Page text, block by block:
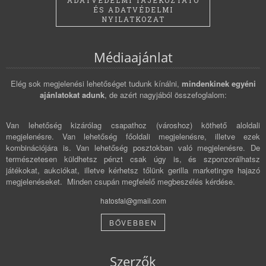
ÉS ADATVÉDELMI
NYILATKOZAT
Médiaajánlat
Elég sok megjelenési lehetőséget tudunk kínálni, mindenkinek egyéni
ajánlatokat adunk, de azért nagyjából összefoglalom:
Van lehetőség kizárólag csapathoz (városhoz) köthető aloldali
megjelenésre. Van lehetőség főoldali megjelenésre, illetve ezek
kombinációjára is. Van lehetőség posztokban való megjelenésre. De
természetesen küldhetsz pénzt csak úgy is, és szponzorálhatsz
játékokat, aukciókat, illetve kérhetsz tőlünk gerilla marketingre hajazó
megjelenéseket. Minden csupán megfelelő megbeszélés kérdése.
hatosfal@gmail.com
BŐVEBBEN
Szerzők